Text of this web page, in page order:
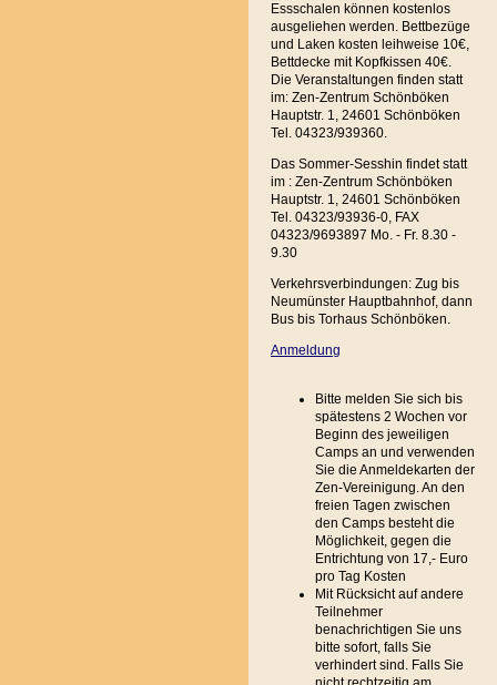
Essschalen können kostenlos
ausgeliehen werden. Bettbezüge
und Laken kosten leihweise 10€,
Bettdecke mit Kopfkissen 40€.
Die Veranstaltungen finden statt
im: Zen-Zentrum Schönböken
Hauptstr. 1, 24601 Schönböken
Tel. 04323/939360.
Das Sommer-Sesshin findet statt
im : Zen-Zentrum Schönböken
Hauptstr. 1, 24601 Schönböken
Tel. 04323/93936-0, FAX
04323/9693897 Mo. - Fr. 8.30 -
9.30
Verkehrsverbindungen: Zug bis
Neumünster Hauptbahnhof, dann
Bus bis Torhaus Schönböken.
Anmeldung
Bitte melden Sie sich bis
spätestens 2 Wochen vor
Beginn des jeweiligen
Camps an und verwenden
Sie die Anmeldekarten der
Zen-Vereinigung. An den
freien Tagen zwischen
den Camps besteht die
Möglichkeit, gegen die
Entrichtung von 17,- Euro
pro Tag Kosten
Mit Rücksicht auf andere
Teilnehmer
benachrichtigen Sie uns
bitte sofort, falls Sie
verhindert sind. Falls Sie